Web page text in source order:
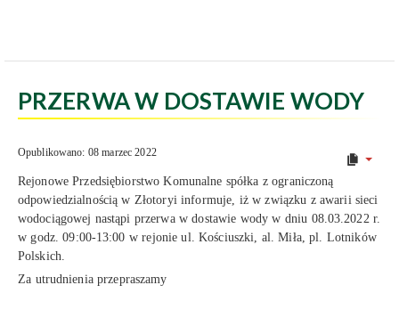
PRZERWA W DOSTAWIE WODY
Opublikowano: 08 marzec 2022
Rejonowe Przedsiębiorstwo Komunalne spółka z ograniczoną
odpowiedzialnością w Złotoryi informuje, iż w związku z awarii sieci
wodociągowej nastąpi przerwa w dostawie wody w dniu 08.03.2022 r.
w godz. 09:00-13:00 w rejonie ul. Kościuszki, al. Miła, pl. Lotników
Polskich.
Za utrudnienia przepraszamy